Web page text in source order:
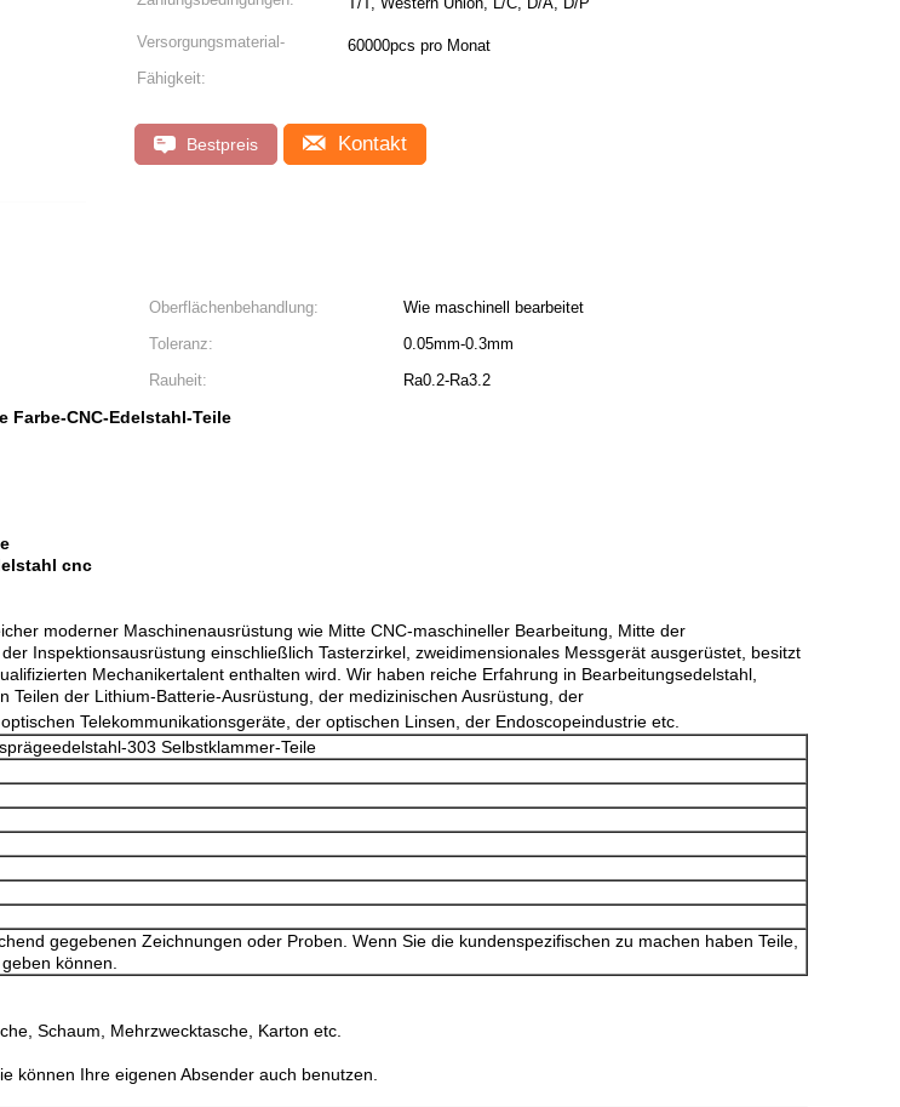
Versorgungsmaterial-
Fähigkeit:
60000pcs pro Monat
Bestpreis Kontakt
Oberflächenbehandlung:
Wie maschinell bearbeitet
Toleranz:
0.05mm-0.3mm
Rauheit:
Ra0.2-Ra3.2
Farbe-CNC-Edelstahl-Teile
cnc
moderner Maschinenausrüstung wie Mitte CNC-maschineller Bearbeitung, Mitte der
Inspektionsausrüstung einschließlich Tasterzirkel, zweidimensionales Messgerät ausgerüstet, besitzt
Mechanikertalent enthalten wird. Wir haben reiche Erfahrung in Bearbeitungsedelstahl,
der Lithium-Batterie-Ausrüstung, der medizinischen Ausrüstung, der
Telekommunikationsgeräte, der optischen Linsen, der Endoscopeindustrie etc.
303 Selbstklammer-Teile
gegebenen Zeichnungen oder Proben. Wenn Sie die kundenspezifischen zu machen haben Teile,
können.
Schaum, Mehrzwecktasche, Karton etc.
können Ihre eigenen Absender auch benutzen.